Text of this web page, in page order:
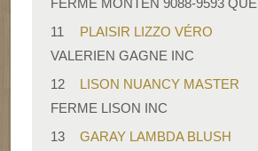
FERME MONTEN 9088-9593
11
PLAISIR LIZZO VÉRO
VALERIEN GAGNE INC
12
LISON NUANCY MASTER
FERME LISON INC
13
GARAY LAMBDA BLUSH